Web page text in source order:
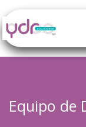
Equipo de